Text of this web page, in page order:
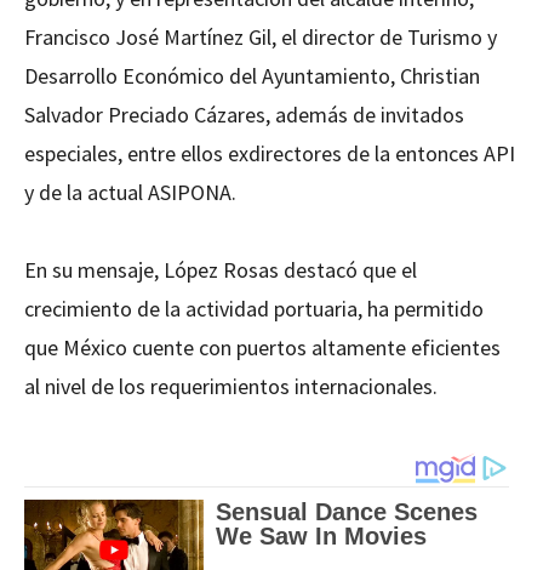
Francisco José Martínez Gil, el director de Turismo y
Desarrollo Económico del Ayuntamiento, Christian
Salvador Preciado Cázares, además de invitados
especiales, entre ellos exdirectores de la entonces API
y de la actual ASIPONA.
En su mensaje, López Rosas destacó que el
crecimiento de la actividad portuaria, ha permitido
que México cuente con puertos altamente eficientes
al nivel de los requerimientos internacionales.